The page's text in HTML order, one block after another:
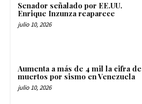
Senador señalado por EE.UU.
Enrique Inzunza reaparece
julio 10, 2026
Aumenta a más de 4 mil la cifra de
muertos por sismo en Venezuela
julio 10, 2026